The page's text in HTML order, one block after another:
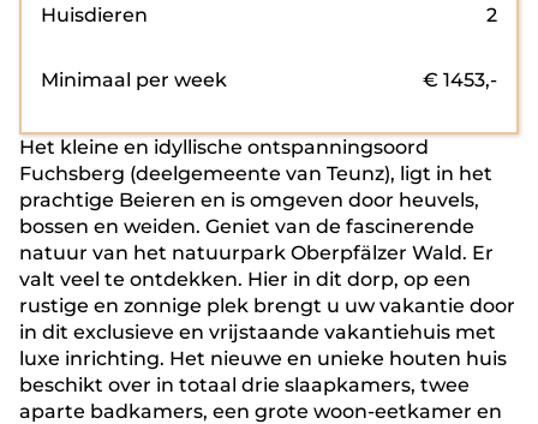
Huisdieren 2
Minimaal per week € 1453,-
Het kleine en idyllische ontspanningsoord
Fuchsberg (deelgemeente van Teunz), ligt in het
prachtige Beieren en is omgeven door heuvels,
bossen en weiden. Geniet van de fascinerende
natuur van het natuurpark Oberpfälzer Wald. Er
valt veel te ontdekken. Hier in dit dorp, op een
rustige en zonnige plek brengt u uw vakantie door
in dit exclusieve en vrijstaande vakantiehuis met
luxe inrichting. Het nieuwe en unieke houten huis
beschikt over in totaal drie slaapkamers, twee
aparte badkamers, een grote woon-eetkamer en